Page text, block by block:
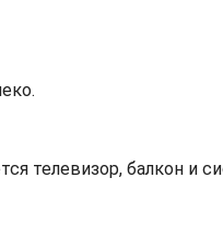
телевизор, балкон и